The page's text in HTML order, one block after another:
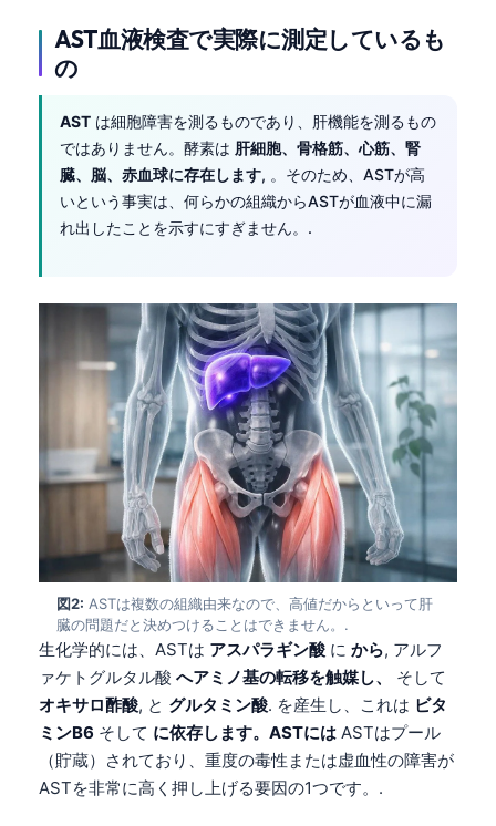
AST血液検査で実際に測定しているも
の
AST は細胞障害を測るものであり、肝機能を測るもの
ではありません。酵素は 肝細胞、骨格筋、心筋、腎
臓、脳、赤血球に存在します, 。そのため、ASTが高
いという事実は、何らかの組織からASTが血液中に漏
れ出したことを示すにすぎません。.
図2: ASTは複数の組織由来なので、高値だからといって肝
臓の問題だと決めつけることはできません。.
生化学的には、ASTは アスパラギン酸 に から, アルフ
ァケトグルタル酸 へアミノ基の転移を触媒し、
そして
オキサロ酢酸, と グルタミン酸. を産生し、これは ビタ
ミンB6 そして に依存します。ASTには ASTはプール
（貯蔵）されており、重度の毒性または虚血性の障害が
ASTを非常に高く押し上げる要因の1つです。.